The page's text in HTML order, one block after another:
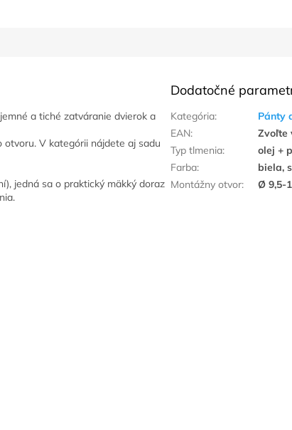
a tiché zatváranie dvierok a
V kategórii nájdete aj sadu
jedná sa o praktický mäkký doraz
Dodatočné
Kategória:
Pánty
EAN:
Zvoľte
Typ tlmenia:
olej +
Farba:
biela,
Montážny otvor: Ø 9,5-